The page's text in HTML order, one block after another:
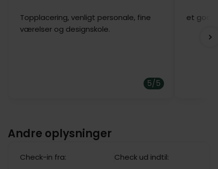
Topplacering, venligt personale, fine
værelser og designskole.
5/5
et godt
Andre oplysninger
Check-in fra: Check ud indtil: